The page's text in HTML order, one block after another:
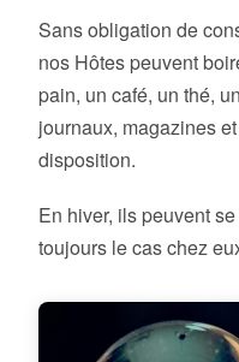
Sans obligation de
nos Hôtes peuvent
pain, un café, un thé,
journaux, magazines
disposition.
En hiver, ils peuvent
toujours le cas chez